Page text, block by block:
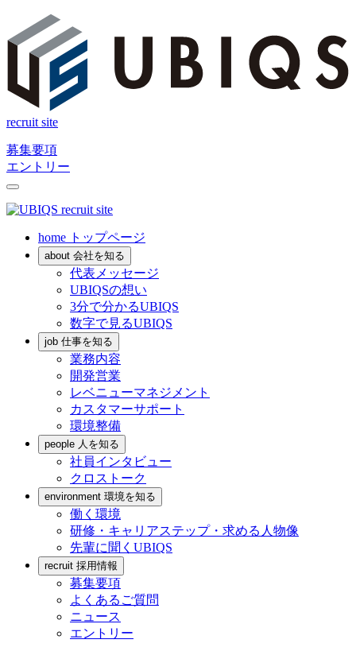
recruit site
募集要項
エントリー
recruit site
home トップページ
about 会社を知る
代表メッセージ
UBIQSの想い
3分で分かるUBIQS
数字で見るUBIQS
job 仕事を知る
業務内容
開発営業
レベニューマネジメント
カスタマーサポート
環境整備
people 人を知る
社員インタビュー
クロストーク
environment 環境を知る
働く環境
研修・キャリアステップ・求める人物像
先輩に聞くUBIQS
recruit 採用情報
募集要項
よくあるご質問
ニュース
エントリー